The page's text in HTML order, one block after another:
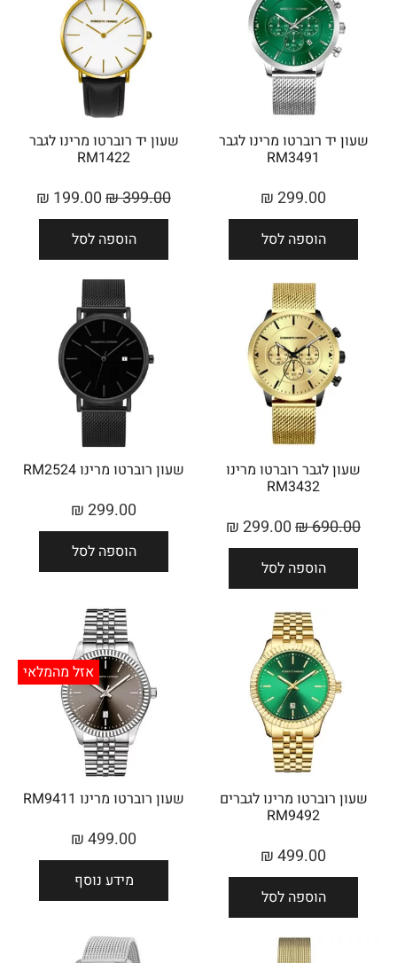
שעון יד רוברטו מרינו לגבר
RM3491
299.00
₪
הוספה לסל
שעון יד רוברטו מרינו לגבר
RM1422
399.00
₪
199.00
₪
הוספה לסל
שעון לגבר רוברטו מרינו
RM3432
690.00
₪
299.00
₪
הוספה לסל
שעון רוברטו מרינו RM2524
299.00
₪
הוספה לסל
שעון רוברטו מרינו לגברים
RM9492
499.00
₪
הוספה לסל
אזל מהמלאי
שעון רוברטו מרינו RM9411
499.00
₪
מידע נוסף